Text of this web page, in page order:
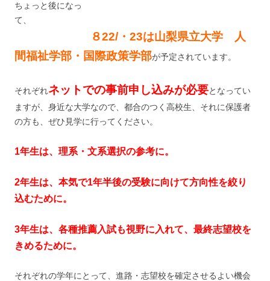
ちょっと後になっ
て、
８22/・23は山梨県立大学 人
間福祉学部・国際政策学部が予定されています。
それぞれネットでの事前申し込みが必要となってい
ますが、身近な大学なので、都合のつく高校生、それに保護者
の方も、ぜひ見学に行ってください。
1年生は、理系・文系選択の参考に。
2年生は、本気で1年半後の受験に向けて方向性を絞り
込むために。
3年生は、各種推薦入試も視野に入れて、最終志望校を
きめるために。
それぞれの学年にとって、進路・志望校を確定させるよい機会